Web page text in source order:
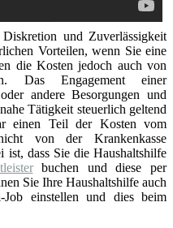
und Zuverlässigkeit
Vorteilen, wenn Sie eine
die Kosten jedoch auch von
Das Engagement einer
oder andere Besorgungen und
Tätigkeit steuerlich geltend
einen Teil der Kosten vom
von der Krankenkasse
ist, dass Sie die Haushaltshilfe
buchen und diese per
Sie Ihre Haushaltshilfe auch
Job einstellen und dies beim